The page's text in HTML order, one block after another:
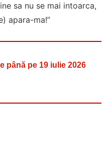
sa nu se mai intoarca,
apara-ma!”
până pe 19 iulie 2026